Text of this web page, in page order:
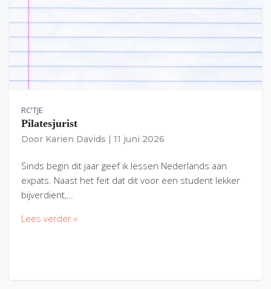
RC'TJE
Pilatesjurist
Door Karien Davids 11 juni 2026
Sinds begin dit jaar geef ik lessen Nederlands aan
expats. Naast het feit dat dit voor een student lekker
bijverdient,…
Lees verder »